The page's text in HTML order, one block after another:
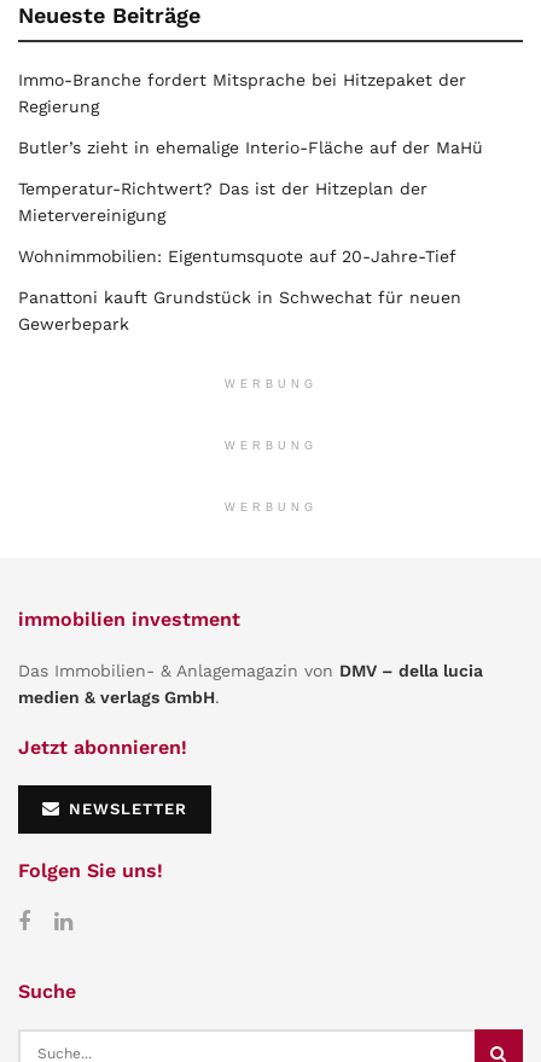
Neueste Beiträge
Immo-Branche fordert Mitsprache bei Hitzepaket der
Regierung
Butler’s zieht in ehemalige Interio-Fläche auf der MaHü
Temperatur-Richtwert? Das ist der Hitzeplan der
Mietervereinigung
Wohnimmobilien: Eigentumsquote auf 20-Jahre-Tief
Panattoni kauft Grundstück in Schwechat für neuen
Gewerbepark
WERBUNG
WERBUNG
WERBUNG
immobilien investment
Das Immobilien- & Anlagemagazin von DMV – della lucia
medien & verlags GmbH.
Jetzt abonnieren!
NEWSLETTER
Folgen Sie uns!
Suche